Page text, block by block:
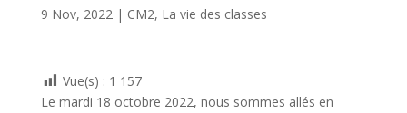
9 Nov, 2022| CM2, La vie des classes
Vue(s) : 1 157
Le mardi 18 octobre 2022, nous sommes allés en